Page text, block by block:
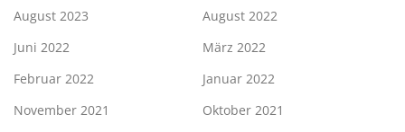
August 2023
August 2022
Juni 2022
März 2022
Februar 2022
Januar 2022
November 2021
Oktober 2021